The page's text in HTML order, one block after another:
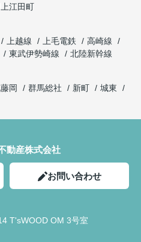
の有無の確認時に、一緒に来
気がつかなった不備の点を見
と親身になって対応していた
た。
江田町
上越線 上毛電鉄
高崎線
東武伊勢崎線
北陸新幹線
岡 群馬総社 新町
城東
動産株式会社
お問い合わせ
T'sWOOD OM 3号室